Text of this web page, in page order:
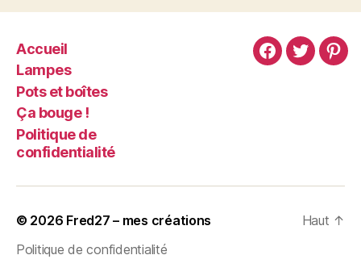
Accueil
Lampes
Pots et boîtes
Ça bouge !
Politique de
confidentialité
© 2026 Fred27 – mes créations
Politique de confidentialité
Haut ↑